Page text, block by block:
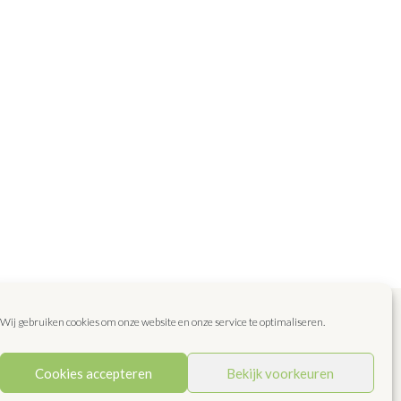
Wij gebruiken cookies om onze website en onze service te optimaliseren.
Cookies accepteren Bekijk voorkeuren
Blog Favoriet Dit zijn wij! Contact